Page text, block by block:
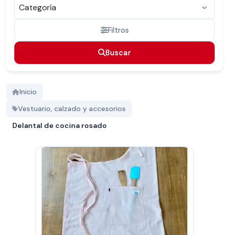
Filtros
Buscar
Inicio
Vestuario, calzado y accesorios
Delantal de cocina rosado